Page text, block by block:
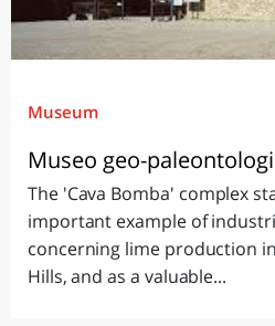
Museum
Museo geo-
The 'Cava Bomba' complex
important example of
concerning lime production
Hills, and as a valuable...